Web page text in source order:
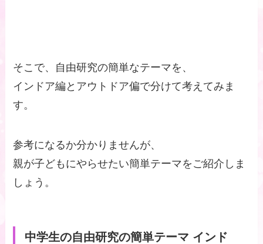
そこで、自由研究の簡単なテーマを、
インドア編とアウトドア偏で分けて考えてみま
す。
参考になるか分かりませんが、
親が子どもにやらせたい簡単テーマをご紹介しま
しょう。
中学生の自由研究の簡単テーマ インド